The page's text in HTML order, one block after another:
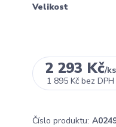
Velikost
2 293 Kč/ks
1 895 Kč bez DPH
Číslo produktu: